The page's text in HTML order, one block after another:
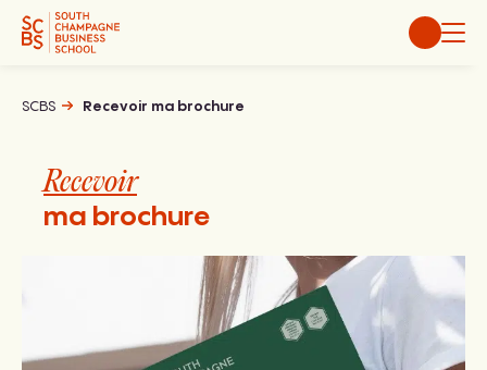
Aller
SCBS Recevoir ma brochure
Recevoir
ma brochure